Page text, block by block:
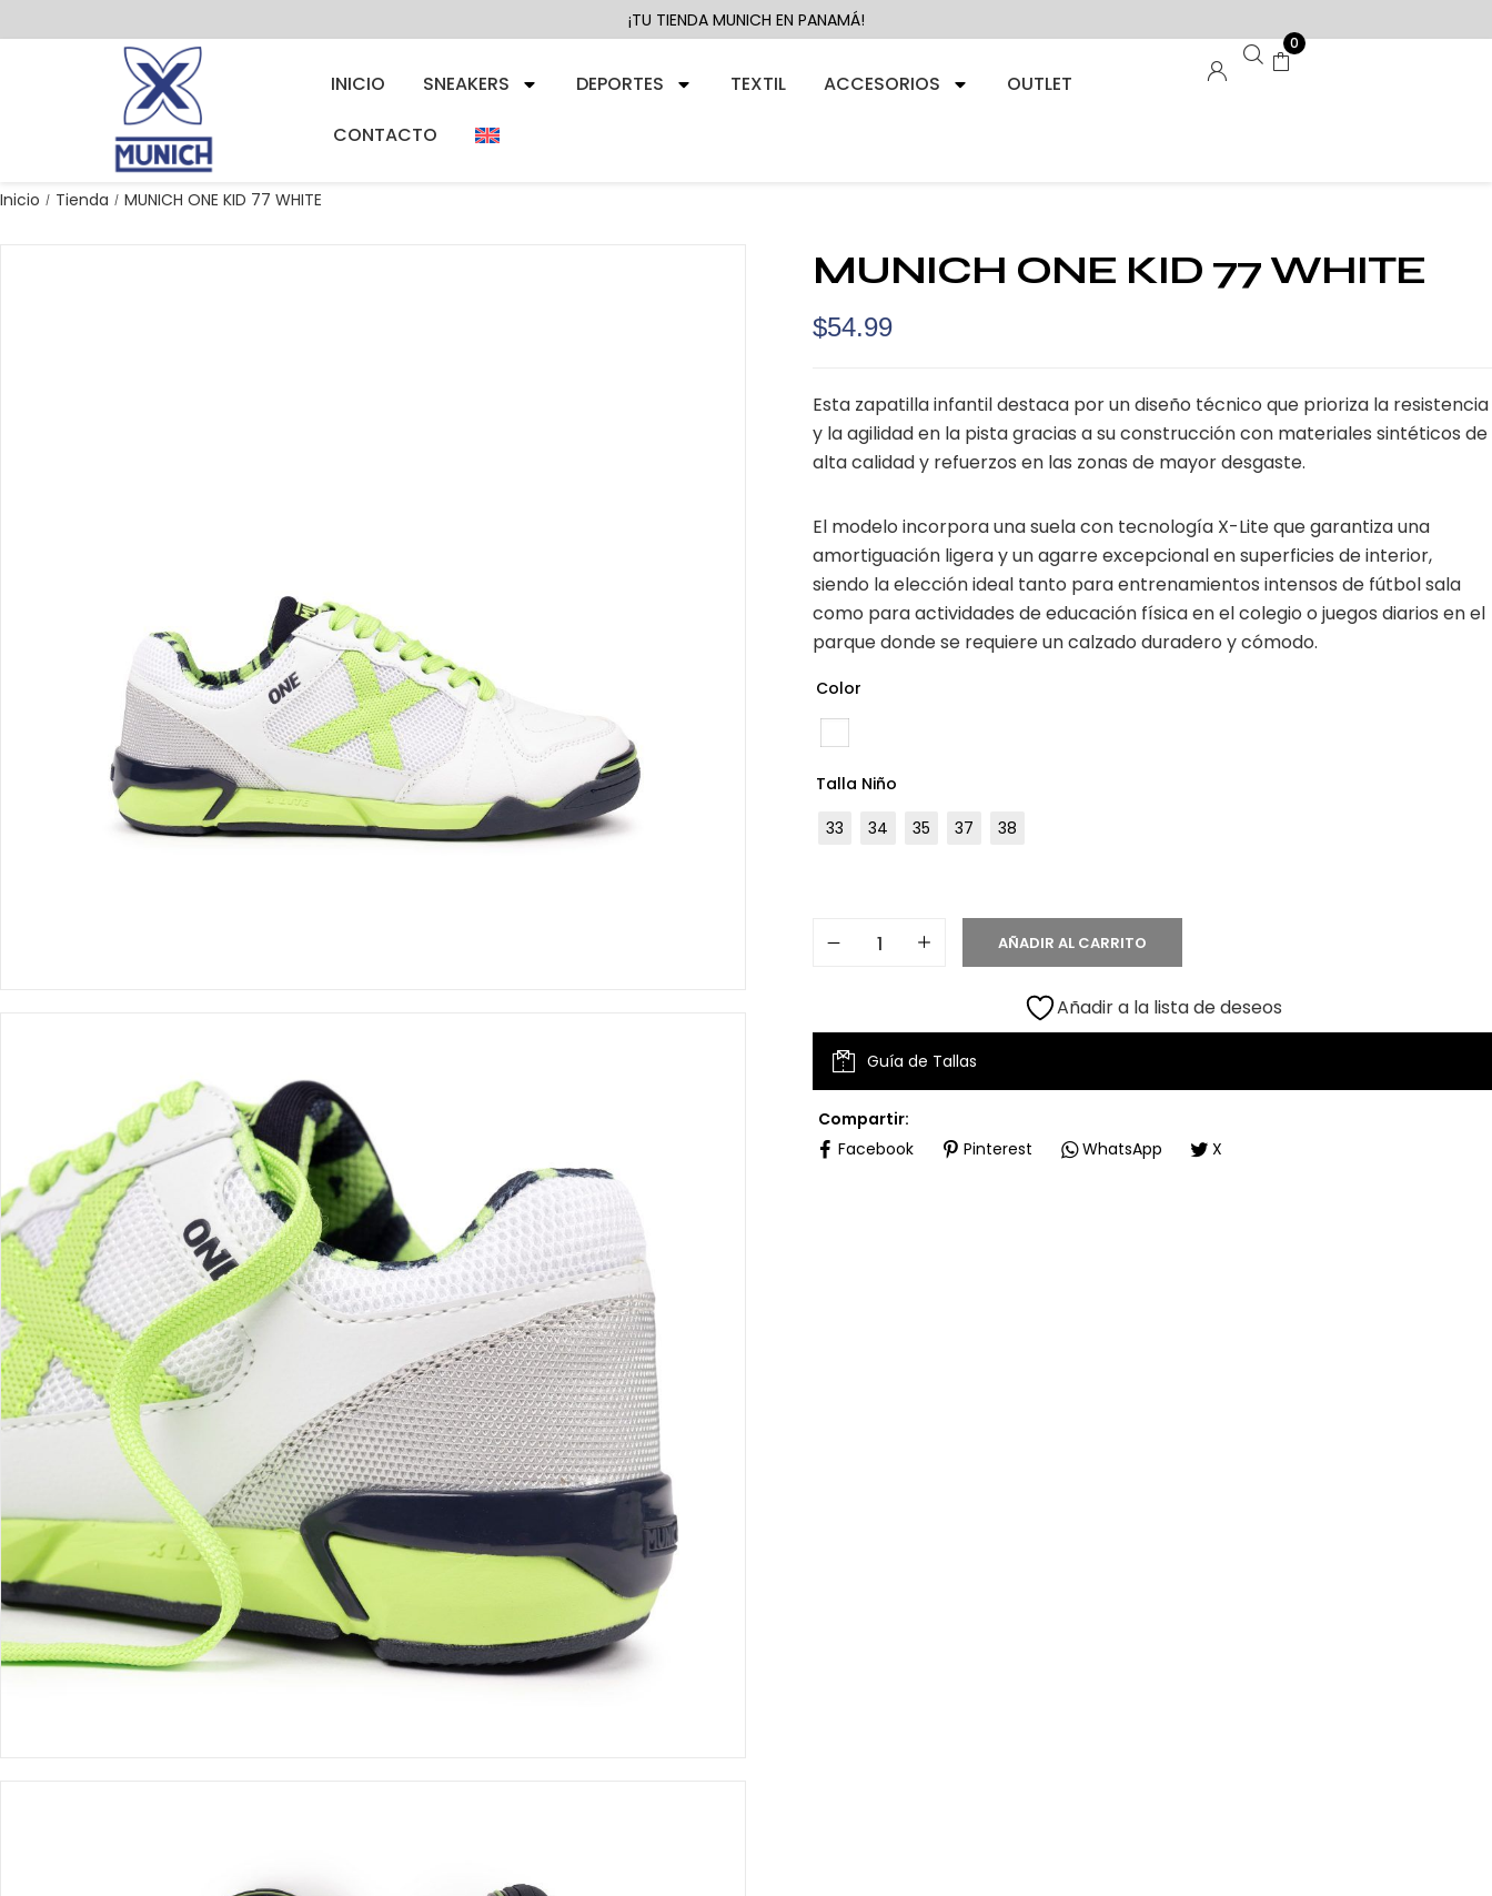
¡TU TIENDA MUNICH EN PANAMÁ!
INICIO SNEAKERS DEPORTES TEXTIL ACCESORIOS
OUTLET
CONTACTO
0
Inicio / Tienda / MUNICH ONE KID 77 WHITE
MUNICH ONE KID 77 WHITE
$54.99
Esta zapatilla infantil destaca por un diseño técnico que prioriza la resistencia
y la agilidad en la pista gracias a su construcción con materiales sintéticos de
alta calidad y refuerzos en las zonas de mayor desgaste.
El modelo incorpora una suela con tecnología X-Lite que garantiza una
amortiguación ligera y un agarre excepcional en superficies de interior,
siendo la elección ideal tanto para entrenamientos intensos de fútbol sala
como para actividades de educación física en el colegio o juegos diarios en el
parque donde se requiere un calzado duradero y cómodo.
Color
Talla Niño
33
34 35 37 38
AÑADIR AL CARRITO
Añadir a la lista de deseos
Guía de Tallas
Compartir:
Facebook
Pinterest WhatsApp X